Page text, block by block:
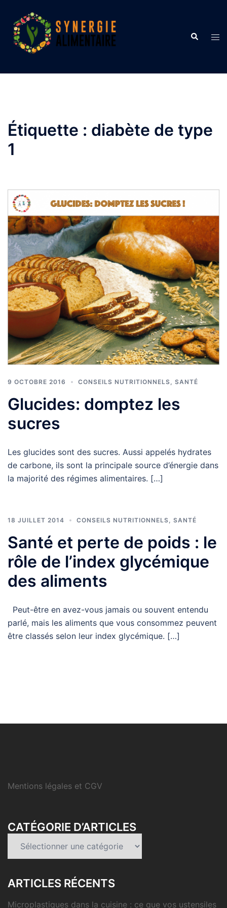
contenu
Étiquette : diabète de type
1
9 OCTOBRE 2016 CONSEILS NUTRITIONNELS SANTÉ
Glucides: domptez les
sucres
Les glucides sont des sucres. Aussi appelés hydrates
de carbone, ils sont la principale source d’énergie dans
la majorité des régimes alimentaires. […]
18 JUILLET 2014 CONSEILS NUTRITIONNELS SANTÉ
Santé et perte de poids : le
rôle de l’index glycémique
des aliments
Peut-être en avez-vous jamais ou souvent entendu
parlé, mais les aliments que vous consommez peuvent
être classés selon leur index glycémique. […]
Mentions légales et CGV
CATÉGORIE D’ARTICLES
d’articles
ARTICLES RÉCENTS
Microplastiques dans la cuisine : ce que vos ustensiles